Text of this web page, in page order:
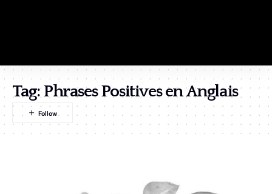
Tag:Phrases Positives en Anglais